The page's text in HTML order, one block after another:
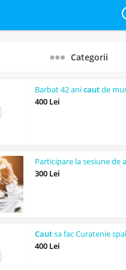
Categorii
Barbat 42 anicautde
400 Lei
Participare la sesiune de
300 Lei
Cautsa fac Curatenie
400 Lei